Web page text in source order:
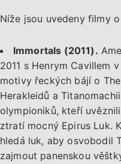
Níže jsou uvedeny filmy
Immortals (2011).
2011 s Henrym Cavillem
motivy řeckých bájí o
Herakleidů a
olympioniků, kteří
ztratí mocný Epirus Luk.
hledá luk, aby osvobodil
zajmout panenskou